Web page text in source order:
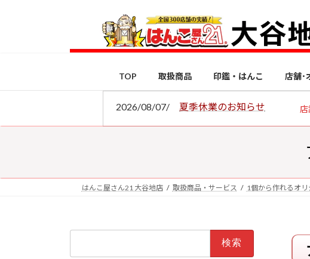
ス
ン
TOP 取扱商品 印鑑・はんこ 店舗･
2026/08/07/ 夏季休業のお知らせ
はんこ屋さん21 大谷地店 取扱商品・サービス 1個から作れるオ